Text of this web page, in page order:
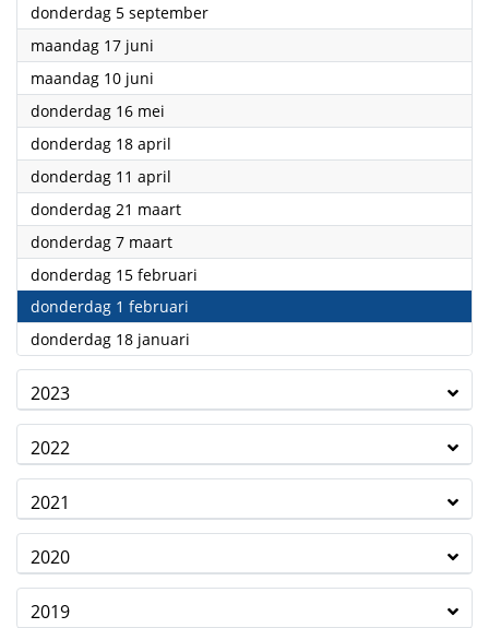
donderdag 5 september2024
maandag 17 juni
maandag 10 juni
donderdag 16 mei
donderdag 18 april
donderdag 11 april
donderdag 21 maart2024
donderdag 7 maart2024
donderdag 15 februari
donderdag 1 februari
donderdag 18 januari
2023
2022
2021
2020
2019